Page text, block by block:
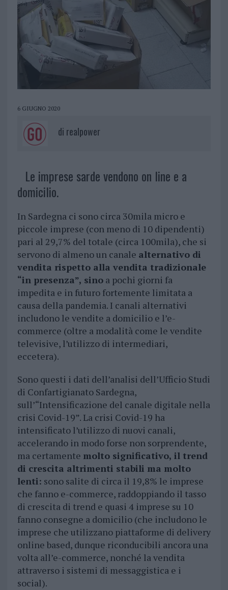
6 GIUGNO 2020
di realpower
Le imprese sarde vendono on line e a
domicilio.
In Sardegna ci sono circa 30mila micro e
piccole imprese (con meno di 10 dipendenti)
pari al 29,7% del totale (circa 100mila), che si
servono di almeno un canale alternativo di
vendita rispetto alla vendita tradizionale
“in presenza”, sinoa pochi giorni fa
impedita e in futuro fortemente limitata a
causa della pandemia. I canali alternativi
includono le vendite a domicilio e l’e-
commerce (oltre a modalità come le vendite
televisive, l’utilizzo di intermediari,
eccetera).
Sono questi i dati dell’analisi dell’Ufficio Studi
di Confartigianato Sardegna,
sull’“Intensificazione del canale digitale nella
crisi Covid-19”. La crisi Covid-19 ha
intensificato l’utilizzo di nuovi canali,
accelerando in modo forse non sorprendente,
ma certamente molto significativo, il trend
di crescita altrimenti stabili ma molto
lenti: sono salite di circa il 19,8% le imprese
che fanno e-commerce, raddoppiando il tasso
di crescita di trend e quasi 4 imprese su 10
fanno consegne a domicilio (che includono le
imprese che utilizzano piattaforme di delivery
online based, dunque riconducibili ancora una
volta all’e-commerce, nonché la vendita
attraverso i sistemi di messaggistica e i
social).